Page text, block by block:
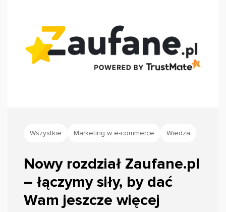
Wszystkie Marketing w e-commerce Wiedza
Nowy rozdział Zaufane.pl
– łączymy siły, by dać
Wam jeszcze więcej